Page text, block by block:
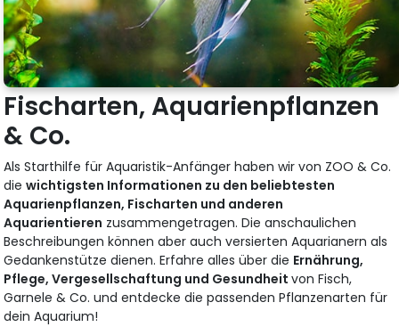
Fischarten, Aquarienpflanzen
& Co.
Als Starthilfe für Aquaristik-Anfänger haben wir von ZOO & Co.
diewichtigsten Informationen zu den beliebtesten
Aquarienpflanzen, Fischarten und anderen
Aquarientieren zusammengetragen. Die anschaulichen
Beschreibungen können aber auch versierten Aquarianern als
Gedankenstütze dienen. Erfahre alles über die Ernährung,
Pflege, Vergesellschaftung und Gesundheitvon Fisch,
Garnele & Co. und entdecke die passenden Pflanzenarten für
dein Aquarium!